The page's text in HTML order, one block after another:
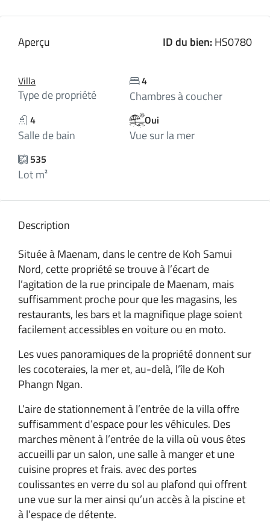
Aperçu ID du bien:HS0780
Villa
Type de propriété
4
Chambres à coucher
4
Salle de bain
Oui
Vue sur la mer
535
Lot m²
Description
Située à Maenam, dans le centre de Koh Samui
Nord, cette propriété se trouve à l’écart de
l’agitation de la rue principale de Maenam, mais
suffisamment proche pour que les magasins, les
restaurants, les bars et la magnifique plage soient
facilement accessibles en voiture ou en moto.
Les vues panoramiques de la propriété donnent sur
les cocoteraies, la mer et, au-delà, l’île de Koh
Phangn Ngan.
L’aire de stationnement à l’entrée de la villa offre
suffisamment d’espace pour les véhicules. Des
marches mènent à l’entrée de la villa où vous êtes
accueilli par un salon, une salle à manger et une
cuisine propres et frais. avec des portes
coulissantes en verre du sol au plafond qui offrent
une vue sur la mer ainsi qu’un accès à la piscine et
à l’espace de détente.